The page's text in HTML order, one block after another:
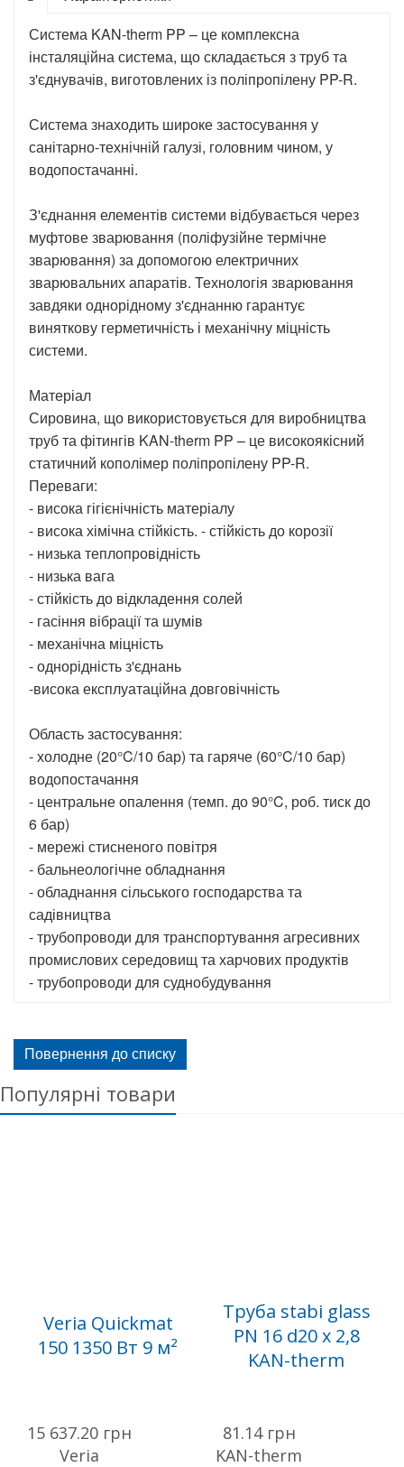
Система KAN-therm PP – це комплексна
інсталяційна система, що складається з труб та
з'єднувачів, виготовлених із поліпропілену PP-R.
Система знаходить широке застосування у
санітарно-технічній галузі, головним чином, у
водопостачанні.
З'єднання елементів системи відбувається через
муфтове зварювання (поліфузійне термічне
зварювання) за допомогою електричних
зварювальних апаратів. Технологія зварювання
завдяки однорідному з'єднанню гарантує
виняткову герметичність і механічну міцність
системи.
Матеріал
Сировина, що використовується для виробництва
труб та фітингів KAN-therm PP – це високоякісний
статичний кополімер поліпропілену PP-R.
Переваги: ​​
- висока гігієнічність матеріалу
- висока хімічна стійкість. - стійкість до корозії
- низька теплопровідність
- низька вага
- стійкість до відкладення солей
- гасіння вібрації та шумів
- механічна міцність
- однорідність з'єднань
-висока експлуатаційна довговічність
Область застосування:
- холодне (20°C/10 бар) та гаряче (60°C/10 бар)
водопостачання
- центральне опалення (темп. до 90°C, роб. тиск до
6 бар)
- мережі стисненого повітря
- бальнеологічне обладнання
- обладнання сільського господарства та
садівництва
- трубопроводи для транспортування агресивних
промислових середовищ та харчових продуктів
- трубопроводи для суднобудування
Повернення до списку
Популярні товари
Veria Quickmat
150 1350 Вт 9 м²
15 637.20 грн
Veria
Труба stabi glass
PN 16 d20 х 2,8
KAN-therm
81.14 грн
KAN-therm